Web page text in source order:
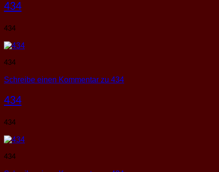
434
434
434
Schreibe einen Kommentar zu 434
434
434
434